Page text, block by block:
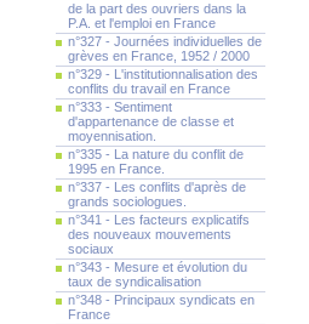
de la part des ouvriers dans la
P.A. et l'emploi en France
n°327 - Journées individuelles de
grèves en France, 1952 / 2000
n°329 - L'institutionnalisation des
conflits du travail en France
n°333 - Sentiment
d'appartenance de classe et
moyennisation.
n°335 - La nature du conflit de
1995 en France.
n°337 - Les conflits d'après de
grands sociologues.
n°341 - Les facteurs explicatifs
des nouveaux mouvements
sociaux
n°343 - Mesure et évolution du
taux de syndicalisation
n°348 - Principaux syndicats en
France